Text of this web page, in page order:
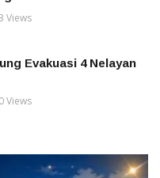
Views
Evakuasi 4 Nelayan
Views